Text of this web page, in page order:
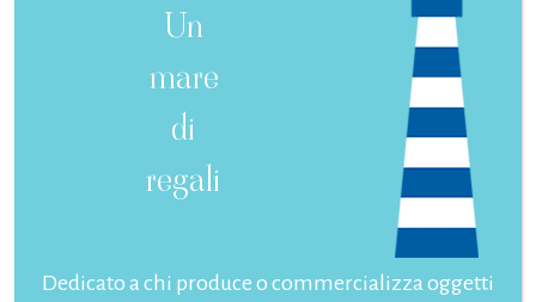
Un
mare
di
regali
Dedicato a chi produce o commercializza oggetti